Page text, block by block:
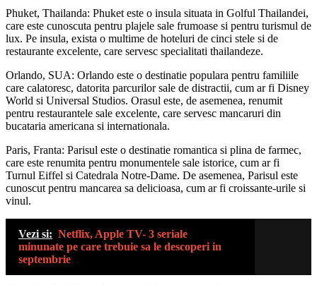
Phuket, Thailanda: Phuket este o insula situata in Golful Thailandei,
care este cunoscuta pentru plajele sale frumoase si pentru turismul de
lux. Pe insula, exista o multime de hoteluri de cinci stele si de
restaurante excelente, care servesc specialitati thailandeze.
Orlando, SUA: Orlando este o destinatie populara pentru familiile
care calatoresc, datorita parcurilor sale de distractii, cum ar fi Disney
World si Universal Studios. Orasul este, de asemenea, renumit
pentru restaurantele sale excelente, care servesc mancaruri din
bucataria americana si internationala.
Paris, Franta: Parisul este o destinatie romantica si plina de farmec,
care este renumita pentru monumentele sale istorice, cum ar fi
Turnul Eiffel si Catedrala Notre-Dame. De asemenea, Parisul este
cunoscut pentru mancarea sa delicioasa, cum ar fi croissante-urile si
vinul.
Vezi si: Netflix, Apple TV- 3 seriale
minunate pe care trebuie sa le descoperi in
septembrie